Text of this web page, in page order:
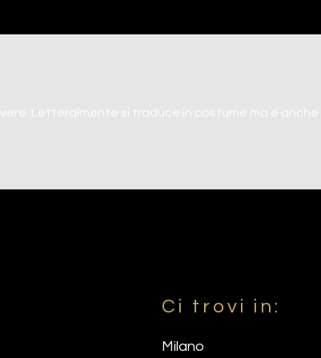
Letteralmente si traduce in costume ma é
Ci trovi in:
Milano